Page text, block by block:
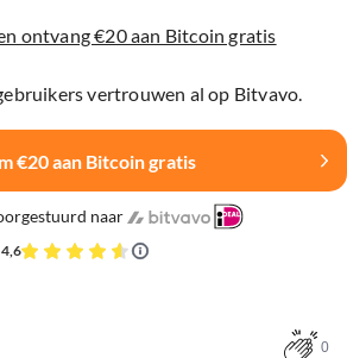
ontvang €20 aan Bitcoin gratis
vertrouwen al op Bitvavo.
€20 aan Bitcoin gratis
naar
4,6
0